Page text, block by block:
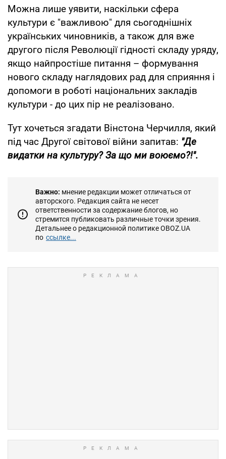
Можна лише уявити, наскільки сфера
культури є "важливою" для сьогоднішніх
українських чиновників, а також для вже
другого після Революції гідності складу уряду,
якщо найпростіше питання – формування
нового складу наглядових рад для сприяння і
допомоги в роботі національних закладів
культури - до цих пір не реалізовано.
Тут хочеться згадати Вінстона Черчилля, який
під час Другої світової війни запитав: "Де
видатки на культуру? За що ми воюємо?!".
Важно: мнение редакции может отличаться от
авторского. Редакция сайта не несет
ответственности за содержание блогов, но
стремится публиковать различные точки зрения.
Детальнее о редакционной политике OBOZ.UA
по ссылке...